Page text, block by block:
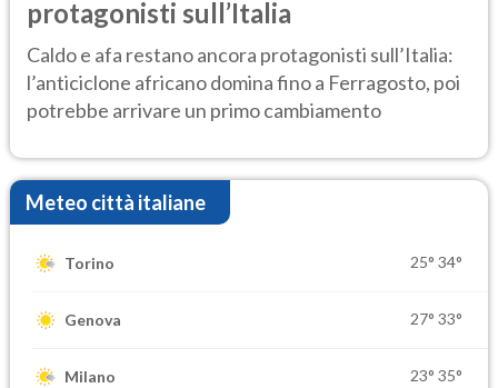
protagonisti sull’Italia
Caldo e afa restano ancora protagonisti sull’Italia:
l’anticiclone africano domina fino a Ferragosto, poi
potrebbe arrivare un primo cambiamento
Meteo città italiane
Torino 25° 34°
Genova 27° 33°
Milano 23° 35°